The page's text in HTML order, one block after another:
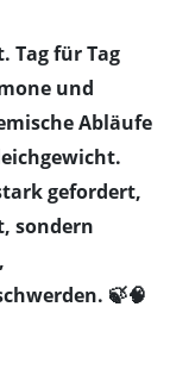
Tag für Tag
und
Abläufe
gefordert,
sondern
🍃🧠